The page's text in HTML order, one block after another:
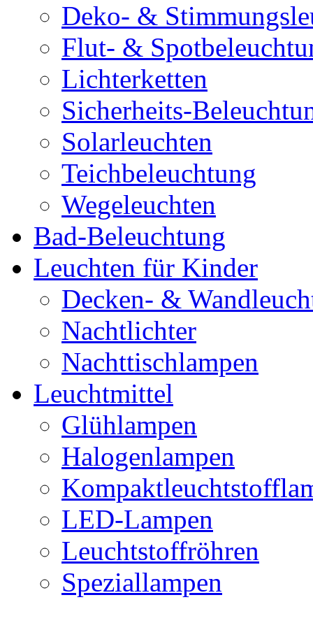
Deko- &
Flut- &
Lichterketten
Sicherheits-
Solarleuchten
Teichbeleuchtung
Wegeleuchten
Bad-Beleuchtung
Leuchten für Kinder
Decken- &
Nachtlichter
Nachttischlampen
Leuchtmittel
Glühlampen
Halogenlampen
LED-Lampen
Leuchtstoffröhren
Speziallampen